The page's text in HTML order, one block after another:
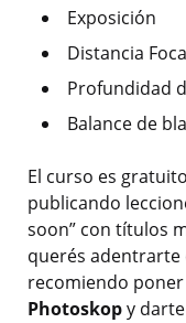
Exposición
Distancia
Profundidad
Balance de
El curso es
publicando
soon” con títulos
querés adentrarte
recomiendo
Photoskopy